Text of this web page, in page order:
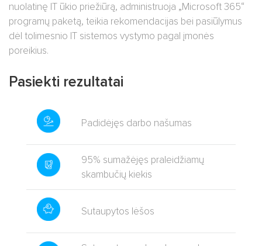
nuolatinę IT ūkio priežiūrą, administruoja „Microsoft 365“
programų paketą, teikia rekomendacijas bei pasiūlymus
dėl tolimesnio IT sistemos vystymo pagal įmonės
poreikius.
Pasiekti rezultatai
Padidėjęs darbo našumas
95% sumažėjęs praleidžiamų
skambučių kiekis
Sutaupytos lėšos